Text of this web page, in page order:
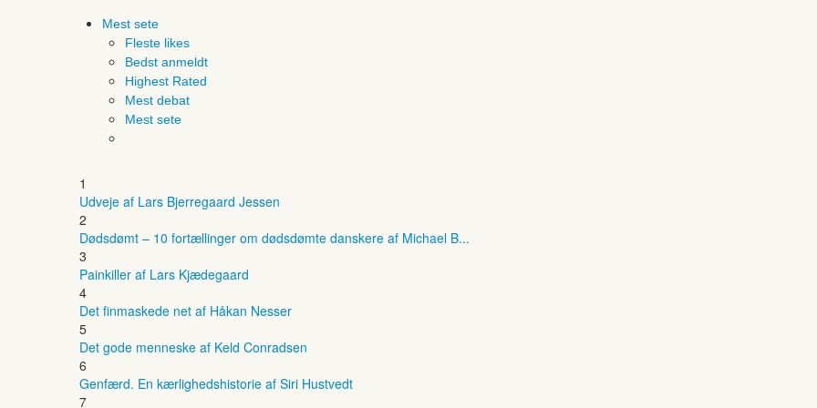
Mest sete
Fleste likes
Bedst anmeldt
Highest Rated
Mest debat
Mest sete
1
Udveje af Lars Bjerregaard Jessen
2
Dødsdømt – 10 fortællinger om dødsdømte danskere af Michael B...
3
Painkiller af Lars Kjædegaard
4
Det finmaskede net af Håkan Nesser
5
Det gode menneske af Keld Conradsen
6
Genfærd. En kærlighedshistorie af Siri Hustvedt
7